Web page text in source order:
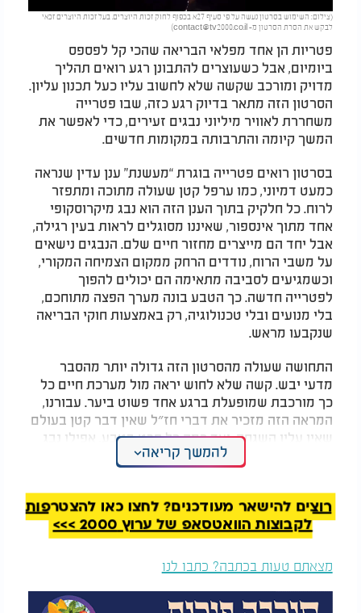
Video
(צילום: השימוש בסרטון נעשה על פי סעיף 27א בכפוף לחוק זכות היוצרים. בעל זכות היוצרים זכאי
לבקש את הסרת הסרטון מ- contact@tv2000.co.il
)
פטריות הן אחד מפלאי הבריאה שהכי קל לפספס
ביומיום, אבל כשעוצרים להתבונן רגע רואים תהליך
מדויק ומורכב שקשה שלא לחשוב עליו כעל תכנון עליון.
הסרטון הזה מתאר בדיוק רגע כזה, שבו פטרייה
משחררת לאוויר מיליוני נבגים זעירים, כדי לאפשר את
המשך קיומה והתרבותה במקומות חדשים.​
בסרטון רואים פטרייה בוגרת “מעשנת” ענן עדין שנראה
כמעט דמיוני, כמו ערפל קטן שעולה מתוכה ומתפזר
לרוח. כל חלקיק בתוך הענן הזה הוא נבג מיקרוסקופי
אחד מתוך אינספור, שאיננו מסוגלים לראות בעין רגילה,
אבל יחד הם מייצרים מחזור חיים שלם. הנבגים נישאים
על משבי הרוח, נודדים הרחק ממקום הצמיחה המקורי,
וכשמגיעים לסביבה מתאימה הם יכולים להפוך
לפטרייה חדשה. כך הטבע בונה מערך הפצה מתוחכם,
בלי מנועים ובלי טכנולוגיה, רק באמצעות חוקי הבריאה
שנקבעו מראש.​
התחושה שעולה מהסרטון הזה גדולה יותר מהסבר
מדעי יבש. קשה שלא לחוש יראה מול מערכת חיים כל
כך מורכבת שמופעלת ברגע אחד פשוט ביער. עבורנו,
המראה הזה מזכיר את דברי חז״ל שאין דבר קטן בעולם
שאין עליו השגחה, ועד כמה כל פרט בטבע, אפילו נבג
זעיר של פטרייה, הוא חלק מתוכנית רחבה ומדויקת
שנבראה על ידי בורא העולם
להמשך קריאה
רוצים להישאר מעודכנים? לחצו כאן להצטרפות
לקבוצות הוואטסאפ של ערוץ 2000 >>>
מצאתם טעות בכתבה? כתבו לנו